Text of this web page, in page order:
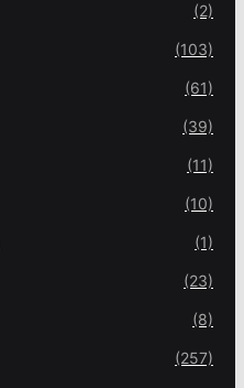
(2)
(103)
(61)
(39)
(11)
(10)
(1)
(23)
(8)
(257)